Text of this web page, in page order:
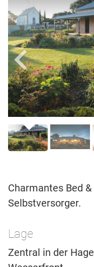
Charmantes Bed
Selbstversorger.
Lage
Zentral in der